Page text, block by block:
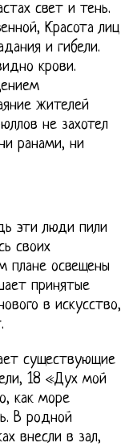
свет и тень.
Красота лиц
и гибели.
крови.
жителей
не захотел
ранами, ни
эти люди пили
своих
плане освещены
принятые
в искусство,
существующие
18 «Дух мой
как море
В родной
внесли в зал,